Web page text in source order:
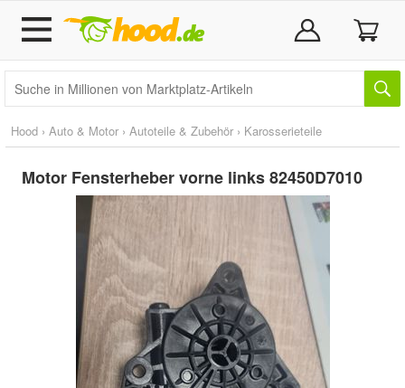
Hood › Auto & Motor › Autoteile & Zubehör › Karosserieteile
Motor Fensterheber vorne links 82450D7010